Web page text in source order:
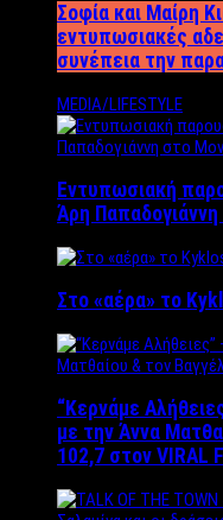
Σοφία και Μαίρη
εντυπωσιακές
συνέπεια την
MEDIA/LIFESTYLE
Εντυπωσιακή
Άρη
Στο «αέρα» το
“Kερνάμε
με την Άννα
102,7 στον VIRAL